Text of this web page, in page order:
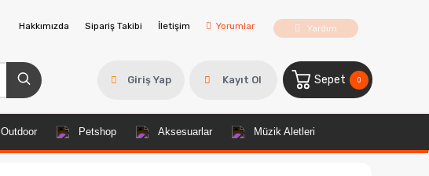
Hakkımızda Sipariş Takibi İletişim Yorumlar Yardım
Giriş Yap Kayıt Ol Sepet 0
Outdoor Petshop Aksesuarlar Müzik Aletleri